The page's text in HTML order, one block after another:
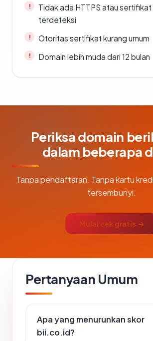
Tidak ada HTTPS atau sertifikat
terdeteksi
Otoritas sertifikat kurang umum
Domain lebih muda dari 12 bulan
Periksa domain
dalam beberapa
Tanpa pendaftaran. Tanpa kartu
tersembunyi.
Mulai cek gratis →
Pertanyaan Umum
Apa yang menurunkan skor
bii.co.id?